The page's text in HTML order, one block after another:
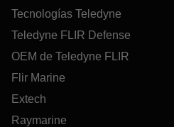
Tecnologías Teledyne
Teledyne FLIR Defense
OEM de Teledyne FLIR
Flir Marine
Extech
Raymarine